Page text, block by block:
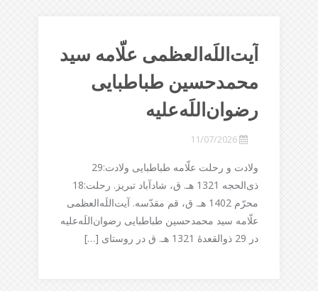
آیت‌اللَه‌العظمی علّامه سید
محمدحسین طباطبایی
رضوان‌اللَه‌علیه
11/07/2026
ولادت و رحلت علّامه طباطبایی ولادت:29
ذی‌الحجه 1321 هـ. ق، شادآباد تبریز. رحلت:18
محرّم‌ 1402 هـ. ق، قم مقدّسه. آیت‌اللَه‌العظمی
علّامه سید محمدحسین طباطبایی رضوان‌اللَه‌علیه
در 29 ذوالقعدۀ 1321 هـ. ق در روستاى […]